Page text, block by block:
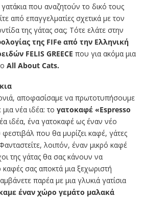
που αναζητούν το δικό τους
από επαγγελματίες σχετικά με τον
της γάτας σας; Τότε ελάτε στην
της FIFe από την Ελληνική
FELIS GREECE που για ακόμα μια
All About Cats.
αποφασίσαμε να πρωτοτυπήσουμε
νέα ιδέα: το γατοκαφέ «Espresso
ιδέα, ένα γατοκαφέ ως έναν νέο
που θα μυρίζει καφέ, γάτες
λοιπόν, έναν μικρό καφέ
της γάτας θα σας κάνουν να
σας αποκτά μια ξεχωριστή
παρέα με μια γλυκιά γατίσια
έναν χώρο γεμάτο μαλακά